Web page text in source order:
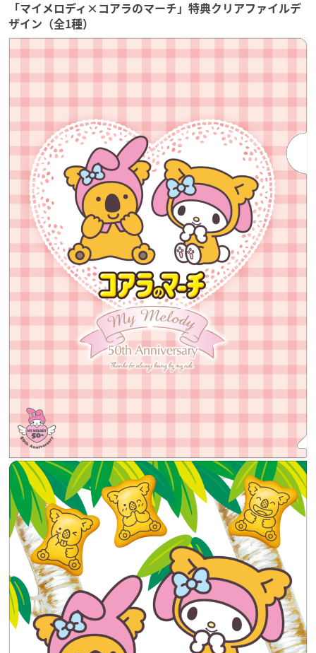
「マイメロディ×コアラのマーチ」特典クリアファイルデ
ザイン（全1種）